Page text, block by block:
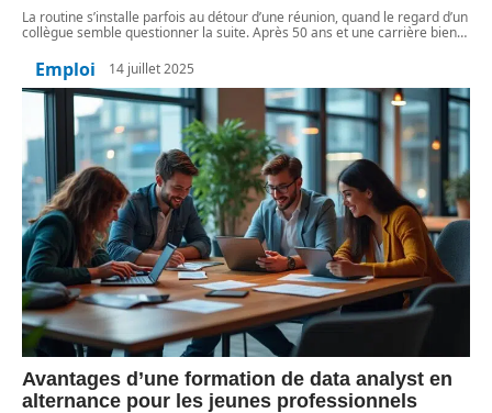
La routine s’installe parfois au détour d’une réunion, quand le regard d’un
collègue semble questionner la suite. Après 50 ans et une carrière bien…
Emploi 14 juillet 2025
Avantages d’une formation de data analyst en
alternance pour les jeunes professionnels